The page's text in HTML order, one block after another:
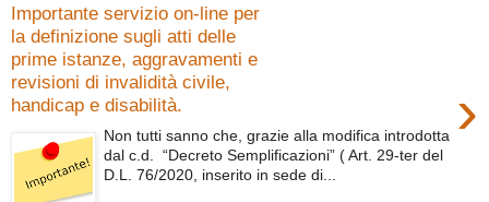
Importante servizio on-line per
la definizione sugli atti delle
prime istanze, aggravamenti e
revisioni di invalidità civile,
handicap e disabilità.
›
Non tutti sanno che, grazie alla modifica introdotta
dal c.d. “Decreto Semplificazioni” ( Art. 29-ter del
D.L. 76/2020, inserito in sede di...